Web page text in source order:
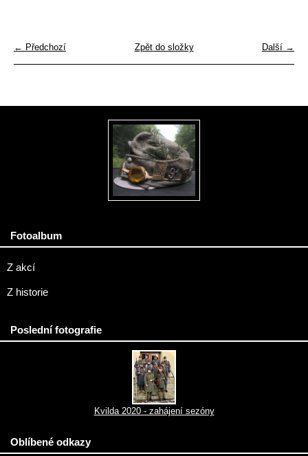
← Předchozí Další →
Zpět do složky
Fotoalbum
Z akcí
Z historie
Poslední fotografie
Kvilda 2020 - zahájení sezóny
Oblíbené odkazy